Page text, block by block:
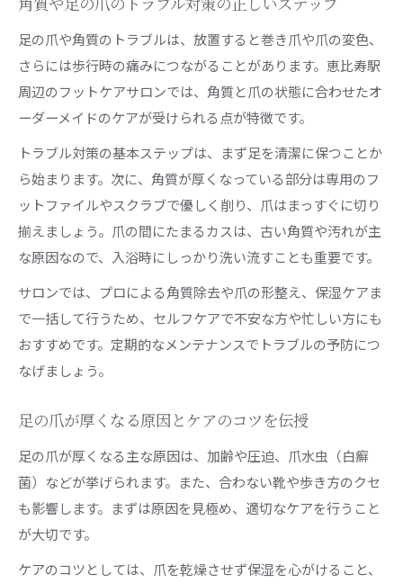
角質や足の爪のトラブル対策の正しいステップ
足の爪や角質のトラブルは、放置すると巻き爪や爪の変色、
さらには歩行時の痛みにつながることがあります。恵比寿駅
周辺のフットケアサロンでは、角質と爪の状態に合わせたオ
ーダーメイドのケアが受けられる点が特徴です。
トラブル対策の基本ステップは、まず足を清潔に保つことか
ら始まります。次に、角質が厚くなっている部分は専用のフ
ットファイルやスクラブで優しく削り、爪はまっすぐに切り
揃えましょう。爪の間にたまるカスは、古い角質や汚れが主
な原因なので、入浴時にしっかり洗い流すことも重要です。
サロンでは、プロによる角質除去や爪の形整え、保湿ケアま
で一括して行うため、セルフケアで不安な方や忙しい方にも
おすすめです。定期的なメンテナンスでトラブルの予防につ
なげましょう。
足の爪が厚くなる原因とケアのコツを伝授
足の爪が厚くなる主な原因は、加齢や圧迫、爪水虫（白癬
菌）などが挙げられます。また、合わない靴や歩き方のクセ
も影響します。まずは原因を見極め、適切なケアを行うこと
が大切です。
ケアのコツとしては、爪を乾燥させず保湿を心がけること、